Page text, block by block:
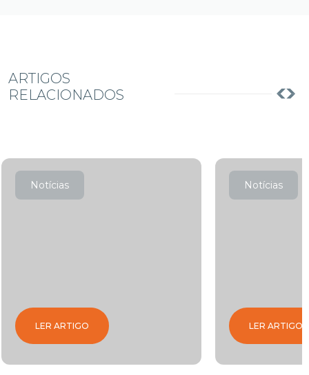
ARTIGOS
RELACIONADOS
Notícias
LER ARTIGO
Notícias
LER ARTIGO